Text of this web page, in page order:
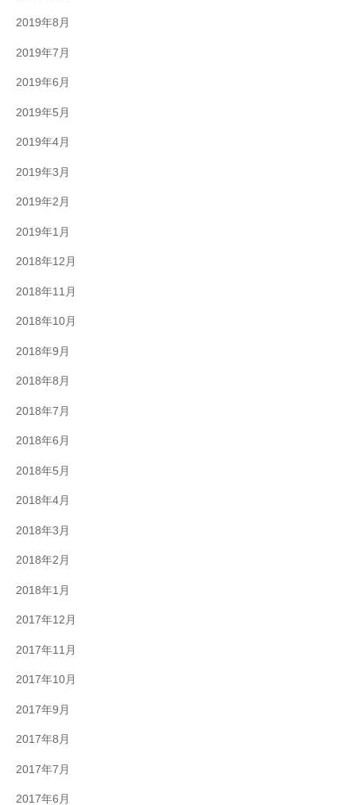
2019年8月
2019年7月
2019年6月
2019年5月
2019年4月
2019年3月
2019年2月
2019年1月
2018年12月
2018年11月
2018年10月
2018年9月
2018年8月
2018年7月
2018年6月
2018年5月
2018年4月
2018年3月
2018年2月
2018年1月
2017年12月
2017年11月
2017年10月
2017年9月
2017年8月
2017年7月
2017年6月